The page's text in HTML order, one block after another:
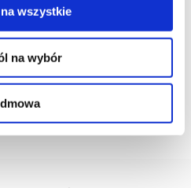
wszystkie
na wybór
Chair Chrissy beige chenille
(Niagara 902 beige Chenille)
3 051,00